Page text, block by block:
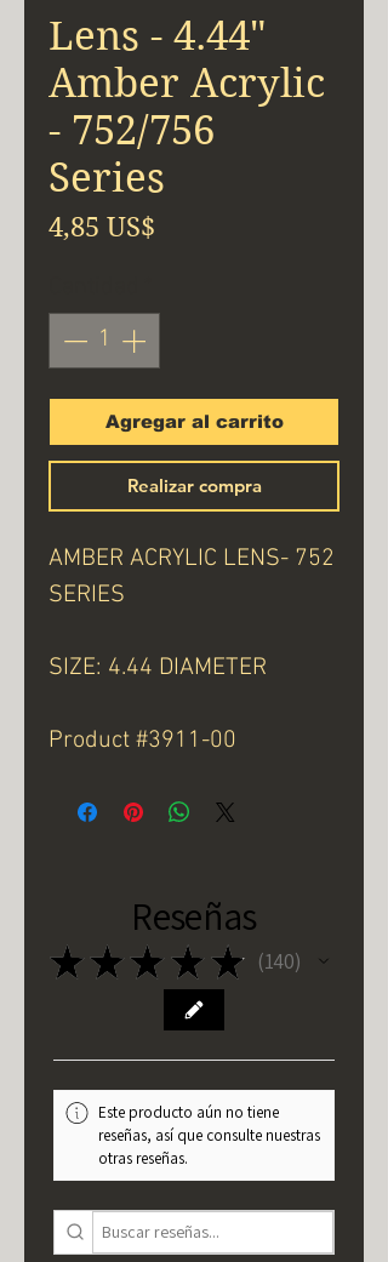
Lens - 4.44"
Amber Acrylic
- 752/756
Series
4,85 US$
Agregar al carrito
Realizar compra
AMBER ACRYLIC LENS- 752
SERIES
SIZE: 4.44 DIAMETER
Product #3911-00
Reseñas
★ ★ ★ ★ ★ 140
140
Este producto aún no tiene
reseñas, así que consulte nuestras
otras reseñas.